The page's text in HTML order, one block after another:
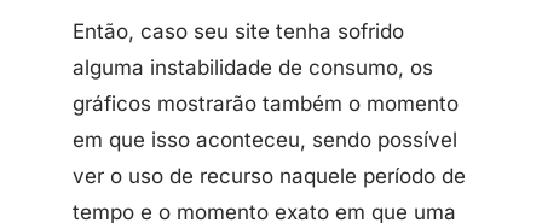
Então, caso seu site tenha sofrido
alguma instabilidade de consumo, os
gráficos mostrarão também o momento
em que isso aconteceu, sendo possível
ver o uso de recurso naquele período de
tempo e o momento exato em que uma